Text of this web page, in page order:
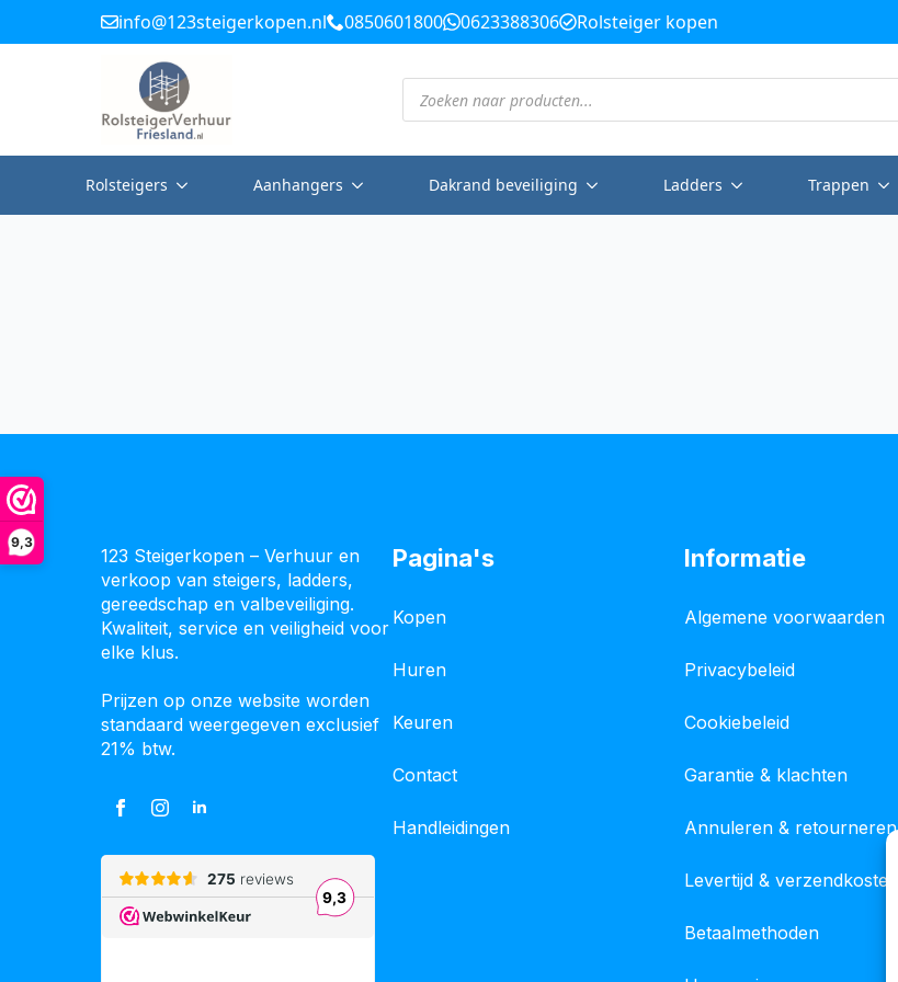
9,3
info@123steigerkopen.nl 0850601800 0623388306 Rolsteiger kopen
Producten
zoeken
Rolsteigers Aanhangers Dakrand beveiliging Ladders Trappen
123 Steigerkopen – Verhuur en
verkoop van steigers, ladders,
gereedschap en valbeveiliging.
Kwaliteit, service en veiligheid voor
elke klus.
Prijzen op onze website worden
standaard weergegeven exclusief
21% btw.
Pagina's
Kopen
Huren
Keuren
Contact
Handleidingen
Informatie
Algemene voorwaarden
Privacybeleid
Cookiebeleid
Garantie & klachten
Annuleren & retourneren
Levertijd & verzendkosten
Betaalmethoden